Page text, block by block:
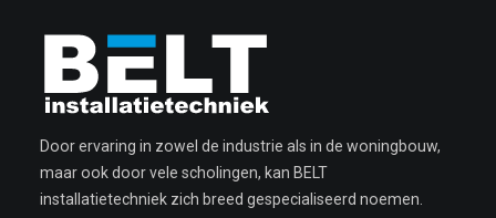
Door ervaring in zowel de industrie als in de woningbouw,
maar ook door vele scholingen, kan BELT
installatietechniek zich breed gespecialiseerd noemen.